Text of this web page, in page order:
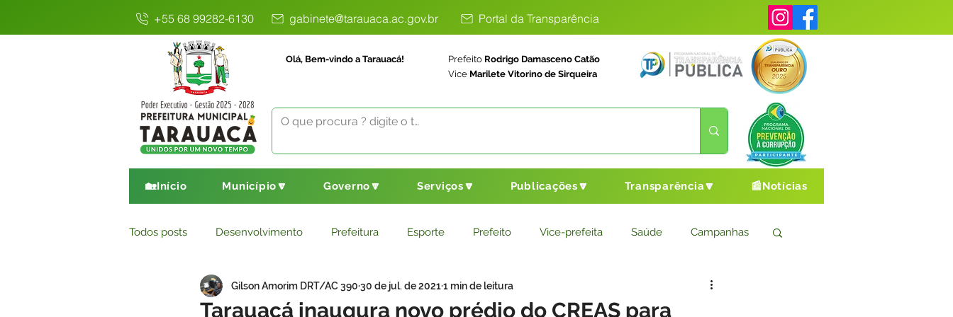
+55 68 99282-6130 gabinete@tarauaca.ac.gov.br Portal da Transparência
Olá, Bem-vindo a Tarauacá! Prefeito Rodrigo Damasceno Catão
Vice Marilete Vitorino de Sirqueira
🏡Início Município🔽 Governo🔽 Serviços🔽 Publicações🔽 Transparência🔽 📰Notícias
Todos posts Desenvolvimento Prefeitura Esporte Prefeito Vice-prefeita Saúde Campanhas
Comunicado Educação Saneamento Básico Agricultura Cultura e Esporte
Tarauacá inaugura novo prédio do CREAS para
Gilson Amorim DRT/AC 390 30 de jul. de 20211 min de leitura